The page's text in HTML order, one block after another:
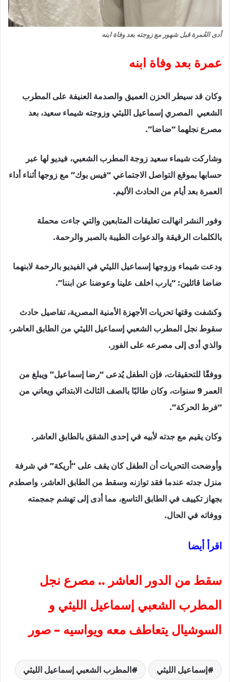
أدى العُمرة قبل شهور مع زوجته بعد وفاة ابنه
عمرة بعد وفاة ابنه
وكان قد سيطر الحزن العميق والصدمة العنيفة على المطرب
الشعبي المصري إسماعيل الليثي وزوجته شيماء سعيد، بعد
مصرع نجلهما “ضاضا”.
وشاركت شيماء سعيد زوجة المطرب الشعبي، فيديو لها عبر
حسابها بموقع التواصل الاجتماعي “فيس بوك” مع زوجها أثناء أداء
العمرة بعد أيام من الحادث الأليم.
وفور النشر انهالت تعليقات المتابعين والتي جاءت محملة
بالكلمات الرقيقة والدعوات الطيبة بالصبر والرحمة.
ودعت شيماء وزوجها إسماعيل الليثي في الفيديو بالرحمة لابنهما
ضاضا قائلين: “يارب اخلف علينا وعوضنا عن ابننا”.
وكشفت وقتها تحريات الأجهزة الأمنية المصرية، تفاصيل حادث
سقوط نجل المطرب الشعبي إسماعيل الليثي من الطابق العاشر،
والذي أدى إلى مصرعه على الفور.
ووفقًا للتحقيقات، فإن الطفل يُدعى “رضا إسماعيل” ويبلغ من
العمر 9 سنوات، وكان طالبًا بالصف الثالث الابتدائي ويعاني من
“فرط الحركة”.
وكان يقيم مع جدته لأبيه في إحدى الشقق بالطابق العاشر.
وأوضحت التحريات أن الطفل كان يقف على “أريكة” في شرفة
منزل جدته عندما فقد توازنه وسقط من الطابق العاشر، واصطدم
بجهاز تكييف في الطابق التاسع، مما أدى إلى تهشم جمجمته
ووفاته في الحال.
اقرأ أيضا
سقط من الدور العاشر .. مصرع نجل
المطرب الشعبي إسماعيل الليثي و
السوشيال يتعاطف معه ويواسيه – صور
إسماعيل الليثي المطرب الشعبي إسماعيل الليثي